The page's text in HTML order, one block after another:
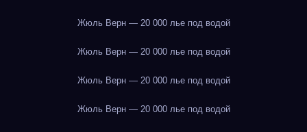
Жюль Верн — 20 000 лье под водой
Жюль Верн — 20 000 лье под водой
Жюль Верн — 20 000 лье под водой
Жюль Верн — 20 000 лье под водой